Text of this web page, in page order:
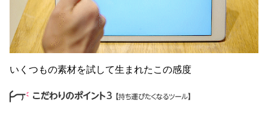
いくつもの素材を試して生まれたこの感度